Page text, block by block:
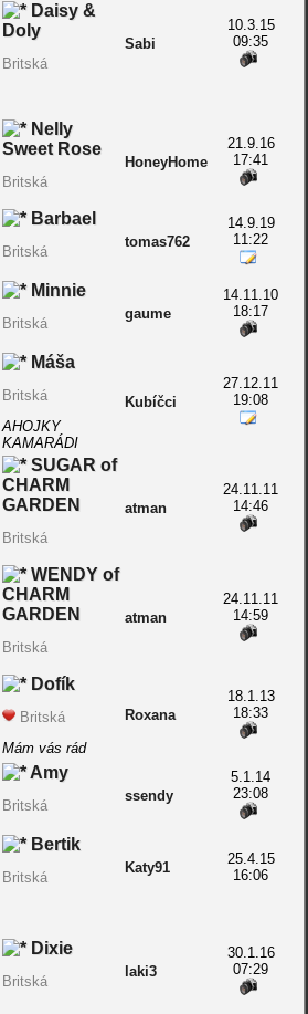
Daisy &
Doly
Britská
Sabi
10.3.15
09:35
Nelly
Sweet Rose
Britská
HoneyHome
21.9.16
17:41
Barbael
Britská
tomas762
14.9.19
11:22
Minnie
Britská
gaume
14.11.10
18:17
Máša
Britská
AHOJKY
KAMARÁDI
Kubíčci
27.12.11
19:08
SUGAR of
CHARM
GARDEN
Britská
atman
24.11.11
14:46
WENDY of
CHARM
GARDEN
Britská
atman
24.11.11
14:59
Dofík
Britská
Mám vás rád
Roxana
18.1.13
18:33
Amy
Britská
ssendy
5.1.14
23:08
Bertik
Britská
Katy91
25.4.15
16:06
Dixie
Britská
laki3
30.1.16
07:29